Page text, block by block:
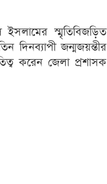
ইসলামের স্মৃতিবিজড়িত
দিনব্যাপী জন্মজয়ন্তীর
করেন জেলা প্রশাসক